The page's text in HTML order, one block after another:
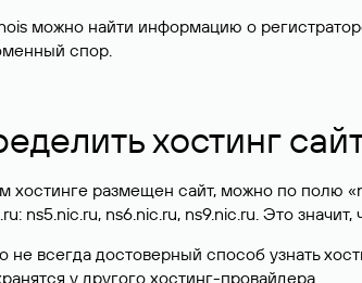
можно найти информацию о
спор.
хостинг
хостинге размещен сайт, можно по полю
ns5.nic.ru, ns6.nic.ru, ns9.nic.ru. Это
не всегда достоверный способ узнать
у другого хостинг-провайдера.